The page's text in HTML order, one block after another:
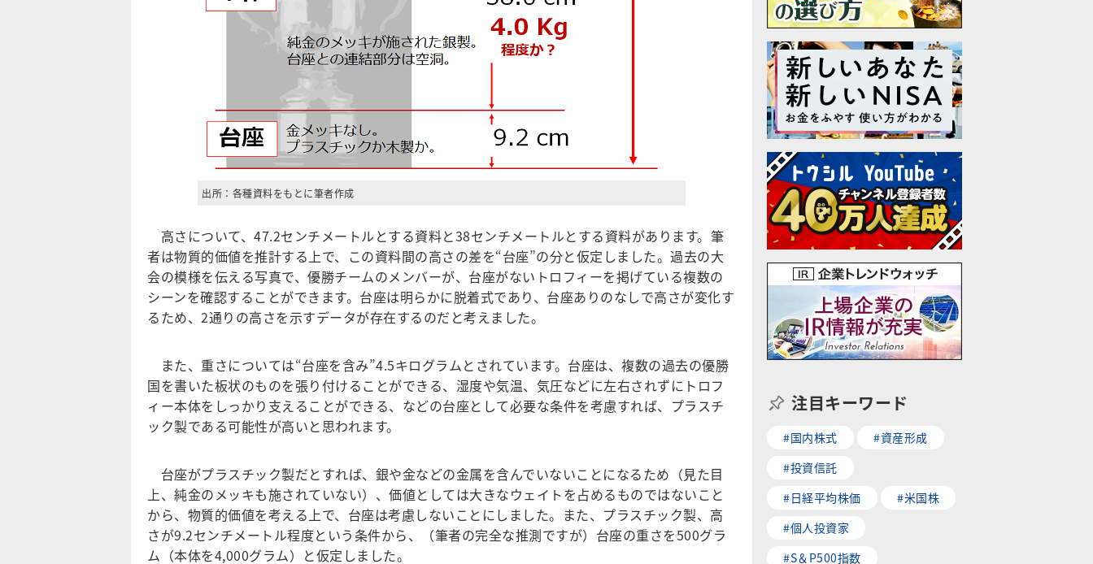
出所：各種資料をもとに筆者作成
高さについて、47.2センチメートルとする資料と38センチメートルとする資料があります。筆
者は物質的価値を推計する上で、この資料間の高さの差を“台座”の分と仮定しました。過去の大
会の模様を伝える写真で、優勝チームのメンバーが、台座がないトロフィーを掲げている複数の
シーンを確認することができます。台座は明らかに脱着式であり、台座ありのなしで高さが変化す
るため、2通りの高さを示すデータが存在するのだと考えました。
また、重さについては“台座を含み”4.5キログラムとされています。台座は、複数の過去の優勝
国を書いた板状のものを張り付けることができる、湿度や気温、気圧などに左右されずにトロフ
ィー本体をしっかり支えることができる、などの台座として必要な条件を考慮すれば、プラスチ
ック製である可能性が高いと思われます。
台座がプラスチック製だとすれば、銀や金などの金属を含んでいないことになるため（見た目
上、純金のメッキも施されていない）、価値としては大きなウェイトを占めるものではないこと
から、物質的価値を考える上で、台座は考慮しないことにしました。また、プラスチック製、高
さが9.2センチメートル程度という条件から、（筆者の完全な推測ですが）台座の重さを500グラ
ム（本体を4,000グラム）と仮定しました。
注目キーワード
#国内株式
#資産形成
#投資信託
#日経平均株価
#米国株
#個人投資家
#S＆P500指数